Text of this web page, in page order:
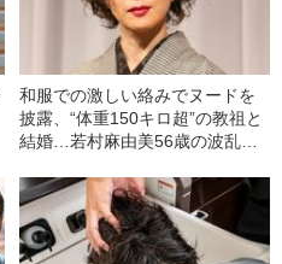
和服での激しい絡みでヌードを
披露、“体重150キロ超”の教祖と
結婚…若村麻由美56歳の波乱万